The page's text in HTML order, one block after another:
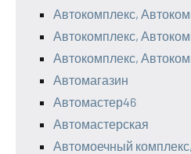
Автокомплекс,
Автокомплекс,
Автокомплекс,
Автомагазин
Автомастер46
Автомастерская
Автомоечный